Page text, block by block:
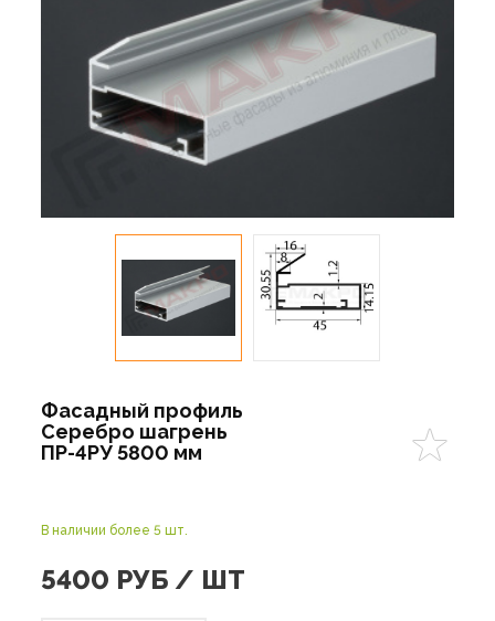
Фасадный профиль
Серебро шагрень
ПР-4РУ 5800 мм
В наличии более 5 шт.
5400 РУБ / ШТ